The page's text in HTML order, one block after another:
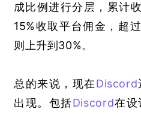
成比例进行分层，累计
15%收取平台佣金，超
则上升到30%。
总的来说，现在Discord
出现。包括Discord在设